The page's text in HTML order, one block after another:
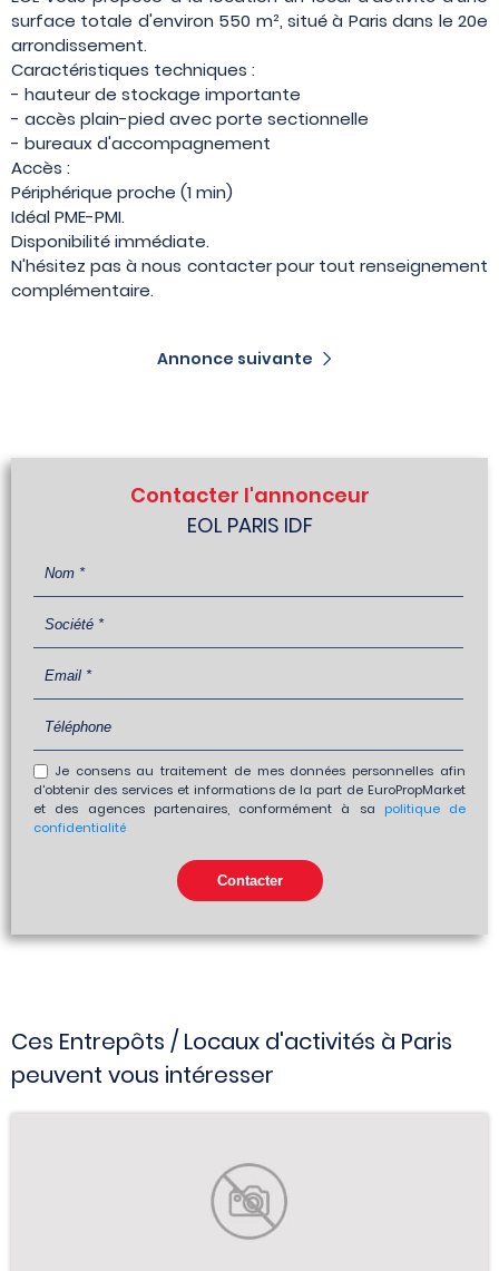
surface totale d'environ 550 m², situé à Paris dans le 20e
arrondissement.
Caractéristiques techniques :
- hauteur de stockage importante
- accès plain-pied avec porte sectionnelle
- bureaux d'accompagnement
Accès :
Périphérique proche (1 min)
Idéal PME-PMI.
Disponibilité immédiate.
N'hésitez pas à nous contacter pour tout renseignement
complémentaire.
Annonce suivante
Contacter l'annonceur
EOL PARIS IDF
Je consens au traitement de mes données personnelles afin
d'obtenir des services et informations de la part de EuroPropMarket
et des agences partenaires, conformément à sa politique de
confidentialité
Ces Entrepôts / Locaux d'activités à Paris
peuvent vous intéresser